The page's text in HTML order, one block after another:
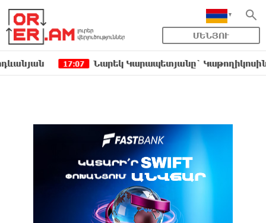
ՄԵՆՅՈՒ
17:07 Նարեկ Կարապետյանը` Կաթողիկոսին